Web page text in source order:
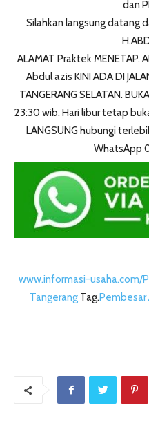
dan
Silahkan langsung datang
ALAMAT Praktek MENETAP.
Abdul azis KINI ADA DI
TANGERANG SELATAN.
23:30 wib. Hari libur tetap
LANGSUNG hubungi
WhatsApp
www.informasi-
TangerangTag.Pembesar